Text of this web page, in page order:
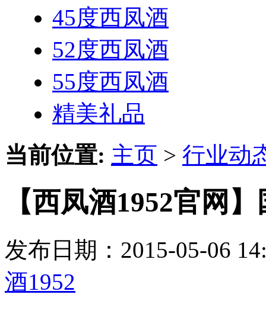
45度西凤酒
52度西凤酒
55度西凤酒
精美礼品
当前位置: 主页 > 行业动
【西凤酒1952官网
发布日期：2015-05-06
酒1952